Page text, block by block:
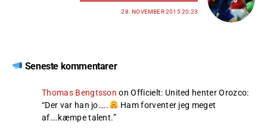
28. NOVEMBER 2015 20:23
Seneste kommentarer
Thomas Bengtsson onOfficielt: United henter Orozco:
“Der var han jo…..
Ham forventer jeg meget
af….kæmpe talent.”